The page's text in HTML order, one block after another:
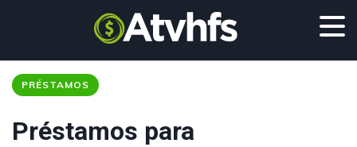
PRÉSTAMOS
Préstamos para